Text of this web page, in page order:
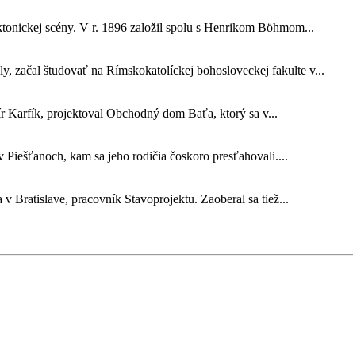
scény. V r. 1896 založil spolu s Henrikom Böhmom...
začal študovať na Rímskokatolíckej bohosloveckej fakulte v...
Karfík, projektoval Obchodný dom Baťa, ktorý sa v...
kam sa jeho rodičia čoskoro presťahovali....
Bratislave, pracovník Stavoprojektu. Zaoberal sa tiež...